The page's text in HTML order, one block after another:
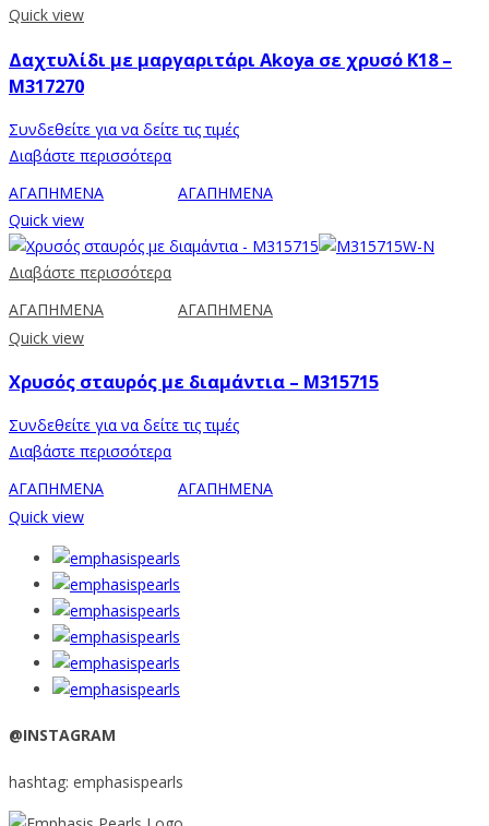
Quick view
Δαχτυλίδι με μαργαριτάρι Akoya σε χρυσό Κ18 –
M317270
Συνδεθείτε για να δείτε τις τιμές
Διαβάστε περισσότερα
ΑΓΑΠΗΜΕΝΑ
ΑΓΑΠΗΜΕΝΑ
Quick view
Διαβάστε περισσότερα
ΑΓΑΠΗΜΕΝΑ
ΑΓΑΠΗΜΕΝΑ
Quick view
Χρυσός σταυρός με διαμάντια – M315715
Συνδεθείτε για να δείτε τις τιμές
Διαβάστε περισσότερα
ΑΓΑΠΗΜΕΝΑ
ΑΓΑΠΗΜΕΝΑ
Quick view
@INSTAGRAM
hashtag: emphasispearls